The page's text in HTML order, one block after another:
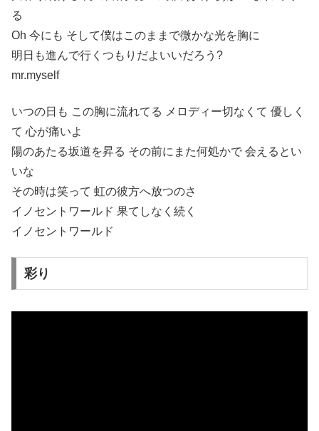
る
Oh 今にも そして僕はこのままで微かな光を胸に
明日も進んで行くつもりだよいいだろう?
mr.myself
いつの日も この胸に流れてる メロディー切なくて 優しく
て 心が痛いよ
陽のあたる坂道を昇る その前にまた何処かで 会えるとい
いな
その時は笑って 虹の彼方へ放つのさ
イノセントワールド 果てしなく続く
イノセントワールド
彩り